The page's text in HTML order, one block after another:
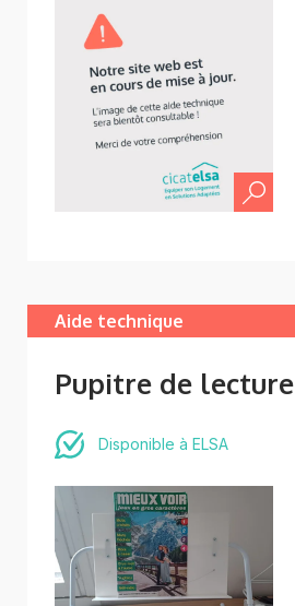
Aide technique
Pupitre de lecture
Disponible à ELSA